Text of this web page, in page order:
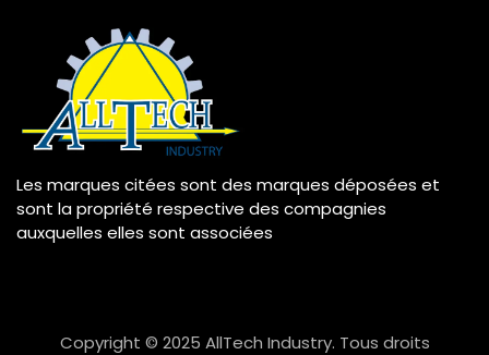
Les marques citées sont des marques déposées et
sont la propriété respective des compagnies
auxquelles elles sont associées
Copyright © 2025 AllTech Industry. Tous droits